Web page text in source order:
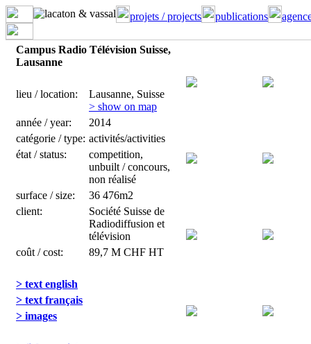
projets / projects publications
Campus Radio Télévision Suisse,
Lausanne
lieu / location:
Lausanne, Suisse
> show on map
année / year:
2014
catégorie / type: activités/activities
état / status:
competition,
unbuilt / concours,
non réalisé
surface / size:
36 476m2
client:
Société Suisse de
Radiodiffusion et
télévision
coût / cost:
89,7 M CHF HT
> text english
> text français
> images